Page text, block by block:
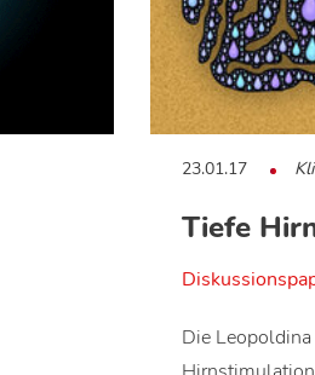
23.01.17 Kli
Tiefe
Die